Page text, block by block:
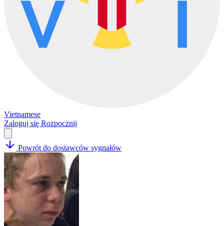
Vietnamese
Zaloguj się Rozpocznij
Powrót do dostawców sygnałów